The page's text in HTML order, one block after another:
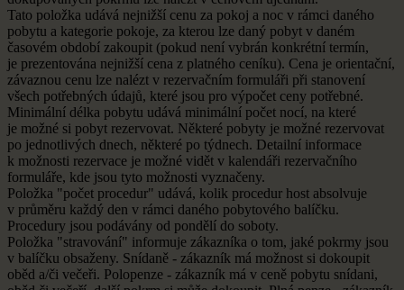
Tato položka udává nejnižší cenu za pokoj a noc v rámci daného
pobytu a kategorie pokoje, za kterou lze daný pobyt v daném
časovém období zakoupit (pokud není vybrán konkrétní termín,
je prezentována nejnižší cena z platného ceníku). Cena je orientační,
závaznou cenu lze nalézt v rezervačním formuláři při stanovení
všech potřebných údajů, které jsou pro výpočet ceny potřebné.
Minimální délka pobytu udává minimální počet nocí, na které
je možné si pobyt rezervovat. Některé pobyty je možné rezervovat
po jednotlivých dnech, některé po týdnech. Detailní informace
k možnosti rezervace je možné vidět v kalendáři rezervačního
formuláře, kde jsou tyto možnosti vyznačeny.
Položka "počet procedur" udává, kolik procedur host absolvuje
v průměru každý den v rámci daného pobytového balíčku.
Procedury jsou podávány od pondělí do soboty.
Položka "stravování" informuje zákazníka o tom, jaké pokrmy jsou
v balíčku obsaženy. Snídaně - zákazník má možnost si dokoupit
oběd a/či večeři. Polopenze - zákazník má v ceně pobytu snídani,